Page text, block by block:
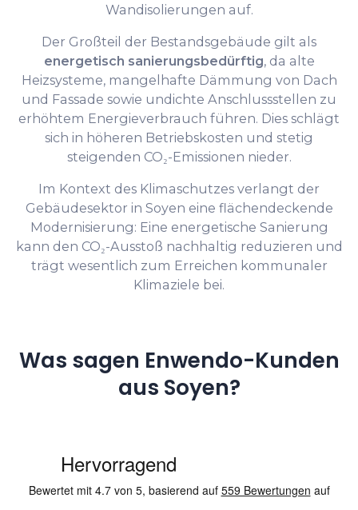
Wandisolierungen auf.
Der Großteil der Bestandsgebäude gilt als
energetisch sanierungsbedürftig, da alte
Heizsysteme, mangelhafte Dämmung von Dach
und Fassade sowie undichte Anschlussstellen zu
erhöhtem Energieverbrauch führen. Dies schlägt
sich in höheren Betriebskosten und stetig
steigenden CO₂-Emissionen nieder.
Im Kontext des Klimaschutzes verlangt der
Gebäudesektor in Soyen eine flächendeckende
Modernisierung: Eine energetische Sanierung
kann den CO₂-Ausstoß nachhaltig reduzieren und
trägt wesentlich zum Erreichen kommunaler
Klimaziele bei.
Was sagen Enwendo-Kunden
aus Soyen?